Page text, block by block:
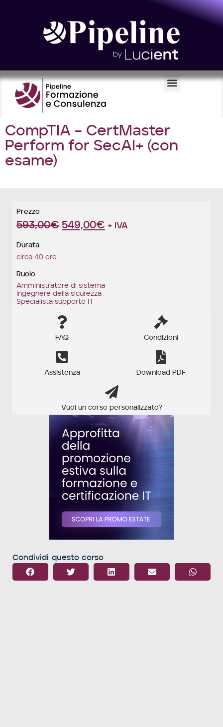
CompTIA – CertMaster
Perform for SecAI+ (con
esame)
Prezzo
593,00€ 549,00€ + IVA
Durata
circa 40 ore
Ruolo
Amministratore di sistema
Ingegnere della sicurezza
Specialista supporto IT
FAQ Condizioni
Assistenza Download PDF
Vuoi un corso personalizzato?
Condividi questo corso